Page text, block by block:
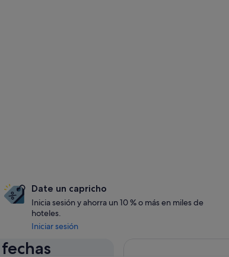
Date un capricho
Inicia sesión y ahorra un 10 % o más en miles de
hoteles.
Iniciar sesión